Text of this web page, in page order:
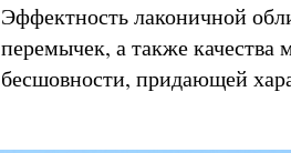
Эффектность лаконичной
перемычек, а также качества
бесшовности, придающей